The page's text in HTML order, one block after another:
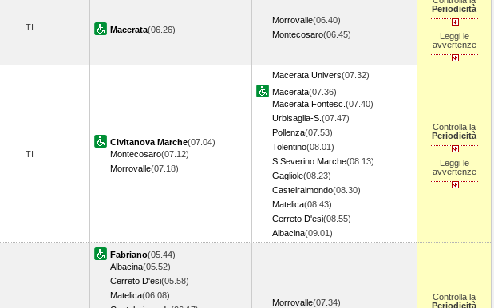
TI Macerata(06.26)
Morrovalle(06.40)
Montecosaro(06.45)
Periodicità
Leggi le
avvertenze
TI
Civitanova Marche(07.04)
Montecosaro(07.12)
Morrovalle(07.18)
Macerata Univers(07.32)
Macerata(07.36)
Macerata Fontesc. (07.40)
Urbisaglia-S. (07.47)
Pollenza(07.53)
Tolentino(08.01)
S.Severino Marche(08.13)
Gagliole(08.23)
Castelraimondo(08.30)
Matelica(08.43)
Cerreto D'esi(08.55)
Albacina(09.01)
Controlla la
Periodicità
Leggi le
avvertenze
Fabriano(05.44)
Albacina(05.52)
Cerreto D'esi(05.58)
Matelica(06.08)
Morrovalle(07.34)
Controlla la
Periodicità